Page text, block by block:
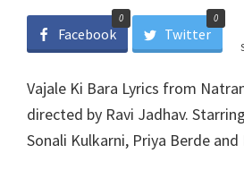
Facebook
0
Twitter
0
Vajale Ki Bara Lyrics from
directed by Ravi Jadhav.
Sonali Kulkarni, Priya Berde